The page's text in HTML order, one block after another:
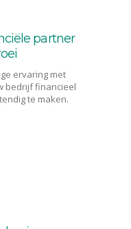
partner
ervaring met
bedrijf financieel
te maken.